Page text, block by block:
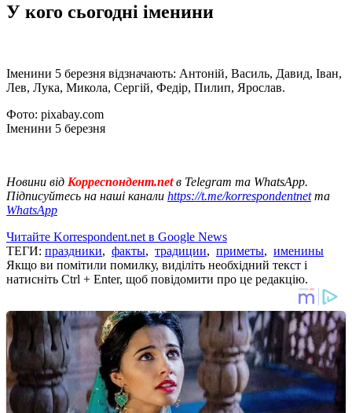
У кого сьогодні іменини
Іменини 5 березня відзначають: Антоній, Василь, Давид, Іван,
Лев, Лука, Микола, Сергій, Федір, Пилип, Ярослав.
Фото: pixabay.com
Іменини 5 березня
Новини від Корреспондент.netв Telegram та WhatsApp.
Підписуйтесь на наші канали https://t.me/korrespondentnetта
WhatsApp
Читайте Korrespondent.net в Google News
ТЕГИ: праздники, факты, традиции, приметы, именины
Якщо ви помітили помилку, виділіть необхідний текст і
натисніть Ctrl + Enter, щоб повідомити про це редакцію.